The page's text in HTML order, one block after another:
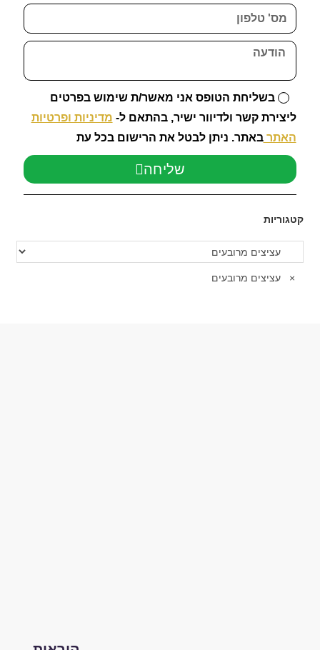
בשליחת הטופס אני מאשר/ת שימוש בפרטים
ליצירת קשר ולדיוור ישיר, בהתאם ל- מדיניות ופרטיות
האתרבאתר. ניתן לבטל את הרישום בכל עת
שליחה
קטגוריות
× עציצים מרובעים